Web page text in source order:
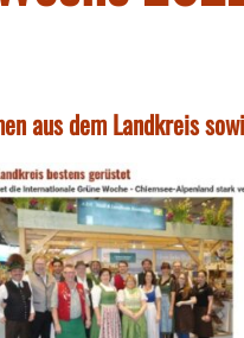
aus dem Landkreis